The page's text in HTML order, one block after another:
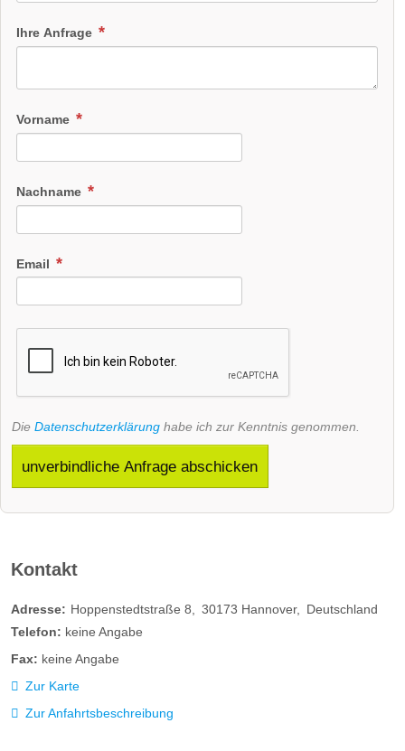
Ihre Anfrage
Vorname
Nachname
Email
Die Datenschutzerklärung habe ich zur Kenntnis genommen.
unverbindliche Anfrage abschicken
Kontakt
Adresse: Hoppenstedtstraße 8 30173 Hannover
Deutschland
Telefon: keine Angabe
Fax: keine Angabe
Zur Karte
Zur Anfahrtsbeschreibung